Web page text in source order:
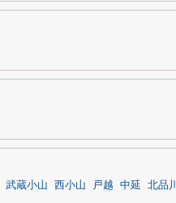
武蔵小山 西小山 戸越 中延
北品川